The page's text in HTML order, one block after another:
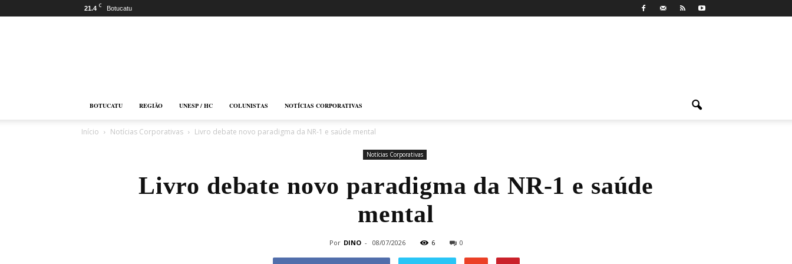
21.4 C Botucatu
BOTUCATU REGIÃO UNESP / HC COLUNISTAS NOTÍCIAS CORPORATIVAS
Início Notícias Corporativas Livro debate novo paradigma da NR-1 e saúde mental
Notícias Corporativas
Livro debate novo paradigma da NR-1 e saúde
mental
Por DINO - 08/07/2026 6 0